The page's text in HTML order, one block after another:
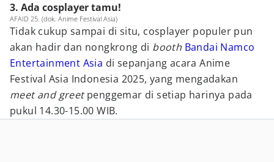
3. Ada cosplayer tamu!
AFAID 25. (dok. Anime Festival Asia)
Tidak cukup sampai di situ, cosplayer populer pun
akan hadir dan nongkrong di booth Bandai Namco
Entertainment Asia di sepanjang acara Anime
Festival Asia Indonesia 2025, yang mengadakan
meet and greetpenggemar di setiap harinya pada
pukul 14.30-15.00 WIB.